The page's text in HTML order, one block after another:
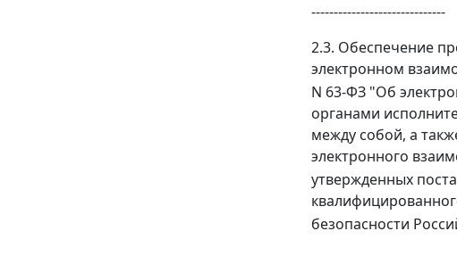
------------------------------
2.3. Обеспечение
электронном
N 63-ФЗ "Об
органами
между собой, а
электронного
утвержденных
безопасности